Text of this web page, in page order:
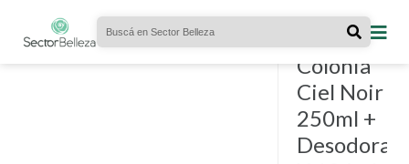
KITS
Combo
Colonia
Ciel Noir X
250ml +